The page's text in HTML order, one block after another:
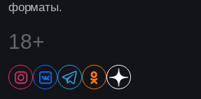
форматы.
18+